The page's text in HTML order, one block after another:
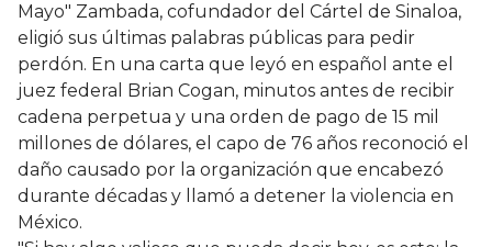
Mayo" Zambada, cofundador del Cártel de Sinaloa,
eligió sus últimas palabras públicas para pedir
perdón. En una carta que leyó en español ante el
juez federal Brian Cogan, minutos antes de recibir
cadena perpetua y una orden de pago de 15 mil
millones de dólares, el capo de 76 años reconoció el
daño causado por la organización que encabezó
durante décadas y llamó a detener la violencia en
México.